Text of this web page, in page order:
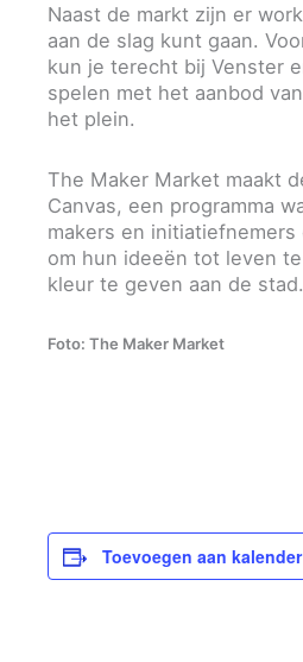
Naast de markt zijn er
aan de slag kunt gaan.
kun je terecht bij Venster
spelen met het aanbod
het plein.
The Maker Market maakt
Canvas, een programma
makers en
om hun ideeën tot leven
kleur te geven aan de stad.
Foto: The Maker Market
Toevoegen aan kalender